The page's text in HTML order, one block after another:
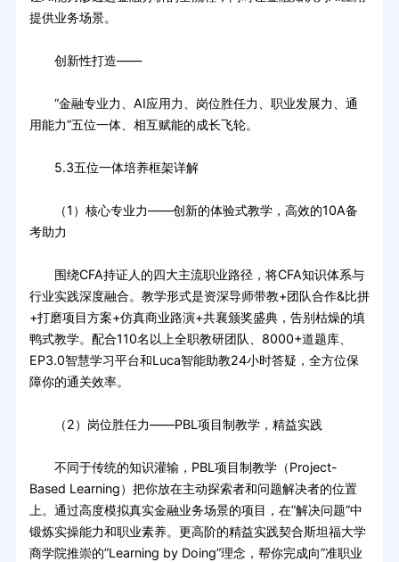
提供业务场景。
创新性打造——
“金融专业力、AI应用力、岗位胜任力、职业发展力、通
用能力”五位一体、相互赋能的成长飞轮。
5.3五位一体培养框架详解
（1）核心专业力——创新的体验式教学，高效的10A备
考助力
围绕CFA持证人的四大主流职业路径，将CFA知识体系与
行业实践深度融合。教学形式是资深导师带教+团队合作&比拼
+打磨项目方案+仿真商业路演+共襄颁奖盛典，告别枯燥的填
鸭式教学。配合110名以上全职教研团队、8000+道题库、
EP3.0智慧学习平台和Luca智能助教24小时答疑，全方位保
障你的通关效率。
（2）岗位胜任力——PBL项目制教学，精益实践
不同于传统的知识灌输，PBL项目制教学（Project-
Based Learning）把你放在主动探索者和问题解决者的位置
上。通过高度模拟真实金融业务场景的项目，在”解决问题”中
锻炼实操能力和职业素养。更高阶的精益实践契合斯坦福大学
商学院推崇的”Learning by Doing”理念，帮你完成向”准职业